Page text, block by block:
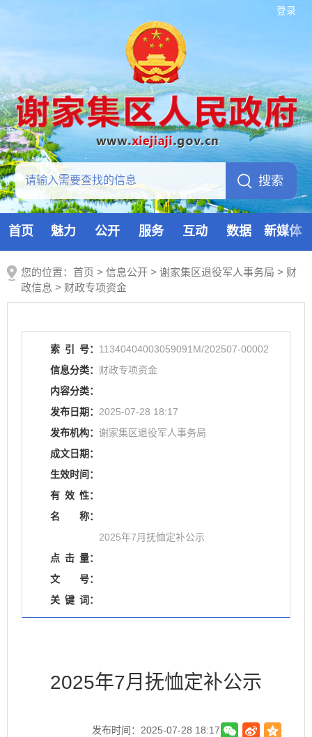
登录
首页 魅力 公开 服务 互动 数据 新媒体
您的位置： 首页 > 信息公开 > 谢家集区退役军人事务局 > 财
政信息 > 财政专项资金
索 引 号： 11340404003059091M/202507-00002
信息分类： 财政专项资金
内容分类：
发布日期： 2025-07-28 18:17
发布机构： 谢家集区退役军人事务局
成文日期：
生效时间：
有 效 性：
名
称：
2025年7月抚恤定补公示
点 击 量：
文
号：
关 键 词：
2025年7月抚恤定补公示
发布时间：2025-07-28 18:17